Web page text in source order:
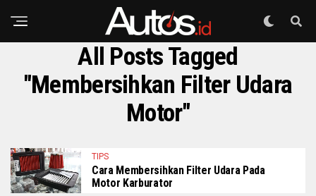
All Posts Tagged
"membersihkan Filter Udara
Motor"
TIPS
Cara Membersihkan Filter Udara Pada
Motor Karburator